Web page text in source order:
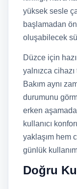
yüksek sesle
başlamadan
oluşabilecek
Düzce için
yalnızca
Bakım aynı
durumunu
erken
kullanıcı
yaklaşım hem
günlük
Doğru